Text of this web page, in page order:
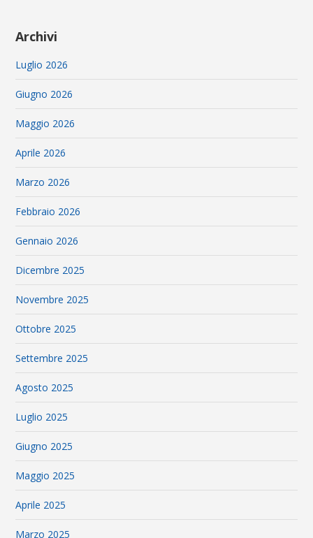
Archivi
Luglio 2026
Giugno 2026
Maggio 2026
Aprile 2026
Marzo 2026
Febbraio 2026
Gennaio 2026
Dicembre 2025
Novembre 2025
Ottobre 2025
Settembre 2025
Agosto 2025
Luglio 2025
Giugno 2025
Maggio 2025
Aprile 2025
Marzo 2025